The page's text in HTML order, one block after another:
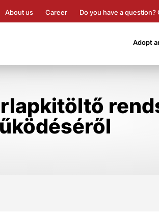
About us Career Do you have a question?
Adopt